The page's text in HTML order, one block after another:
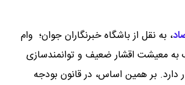
، به نقل از باشگاه خبرنگاران جوان؛ وام
معیشت اقشار ضعیف و توانمندسازی
دارد. بر همین اساس، در قانون بودجه